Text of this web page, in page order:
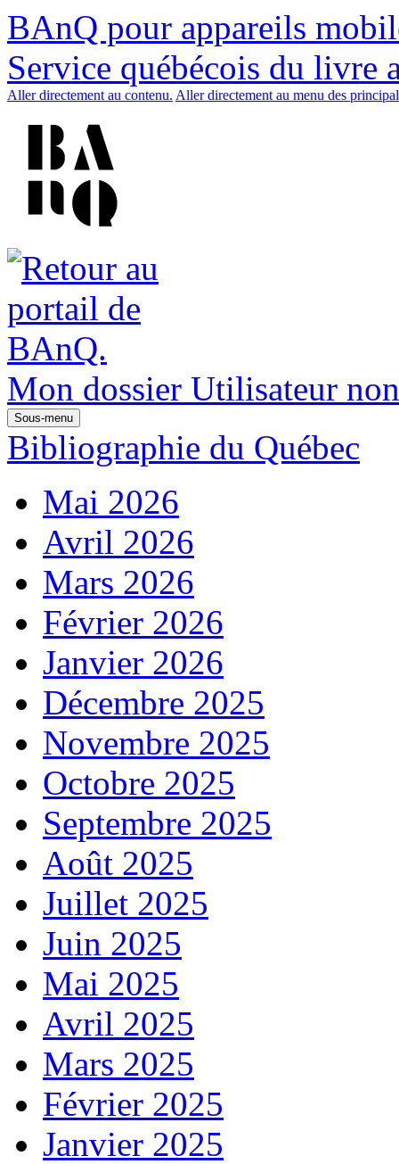
BAnQ pour appareils
Service québécois du livre
Aller directement au contenu. Aller directement au menu des
Mon dossier Utilisateur
Sous-menu
Bibliographie du Québec
Mai 2026
Avril 2026
Mars 2026
Février 2026
Janvier 2026
Décembre 2025
Novembre 2025
Octobre 2025
Septembre 2025
Août 2025
Juillet 2025
Juin 2025
Mai 2025
Avril 2025
Mars 2025
Février 2025
Janvier 2025